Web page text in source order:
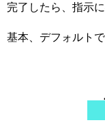
完了したら、指示
基本、デフォルト